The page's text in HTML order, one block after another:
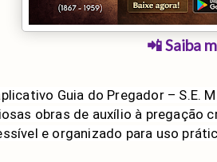
📲 Saiba
Guia do Pregador – S.E.
obras de auxílio à pregação
e organizado para uso